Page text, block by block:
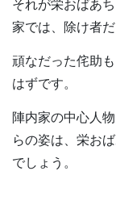
それが栄おばあ
家では、除け者
頑なだった侘助
はずです。
陣内家の中心人
らの姿は、栄お
でしょう。